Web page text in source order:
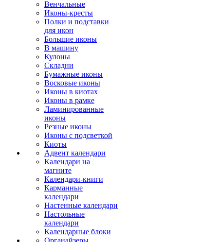
Венчальные
Иконы-кресты
Полки и подставки
для икон
Большие иконы
В машину
Кулоны
Складни
Бумажные иконы
Восковые иконы
Иконы в киотах
Иконы в рамке
Ламинированные
иконы
Резные иконы
Иконы с подсветкой
Киоты
Адвент календари
Календари на
магните
Календари-книги
Карманные
календари
Настенные календари
Настольные
календари
Календарные блоки
Органайзеры,